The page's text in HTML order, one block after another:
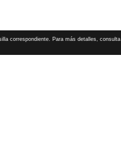
correspondiente. Para más detalles, consulta